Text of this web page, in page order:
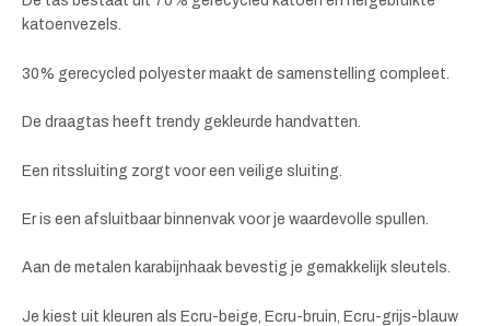
katoenvezels.
30% gerecycled polyester maakt de samenstelling compleet.
De draagtas heeft trendy gekleurde handvatten.
Een ritssluiting zorgt voor een veilige sluiting.
Er is een afsluitbaar binnenvak voor je waardevolle spullen.
Aan de metalen karabijnhaak bevestig je gemakkelijk sleutels.
Je kiest uit kleuren als Ecru-beige, Ecru-bruin, Ecru-grijs-blauw